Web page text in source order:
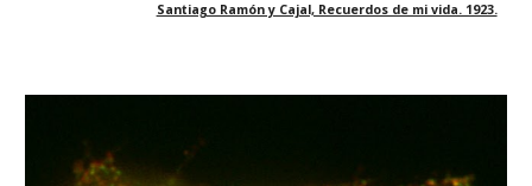
Santiago Ramón y Cajal, Recuerdos de mi vida. 1923.